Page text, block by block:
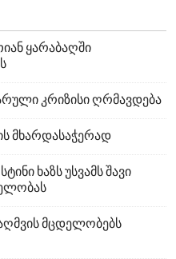
ყარაბაღში
კრიზისი ღრმავდება
მხარდასაჭერად
ხაზს უსვამს შავი
მცდელობებს